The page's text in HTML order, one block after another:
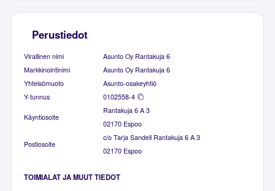
Perustiedot
Virallinen nimi
Asunto Oy Rantakuja 6
Markkinointinimi
Asunto Oy Rantakuja 6
Yhteisömuoto
Asunto-osakeyhtiö
Y-tunnus
0102558-4
Käyntiosoite
Rantakuja 6 A 3
02170 Espoo
Postiosoite
c/o Tarja Sandell Rantakuja 6 A 3
02170 Espoo
TOIMIALAT JA MUUT TIEDOT